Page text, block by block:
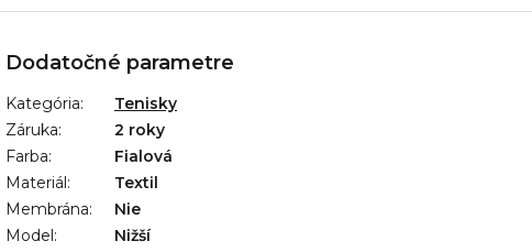
Dodatočné parametre
Kategória:
Tenisky
Záruka:
2 roky
Farba:
Fialová
Materiál:
Textil
Membrána:
Nie
Model:
Nižší